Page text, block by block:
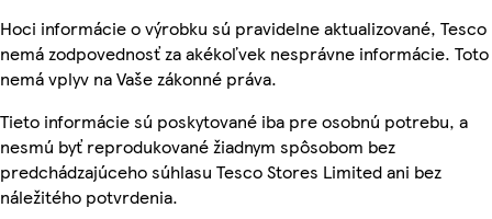
Hoci informácie o výrobku sú pravidelne aktualizované, Tesco
nemá zodpovednosť za akékoľvek nesprávne informácie. Toto
nemá vplyv na Vaše zákonné práva.
Tieto informácie sú poskytované iba pre osobnú potrebu, a
nesmú byť reprodukované žiadnym spôsobom bez
predchádzajúceho súhlasu Tesco Stores Limited ani bez
náležitého potvrdenia.